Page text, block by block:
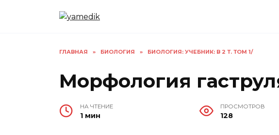
ГЛАВНАЯ » БИОЛОГИЯ » БИОЛОГИЯ: УЧЕБНИК: В 2 Т. ТОМ 1/
Морфология
НА ЧТЕНИЕ
1 мин
ПРОСМОТРОВ
128